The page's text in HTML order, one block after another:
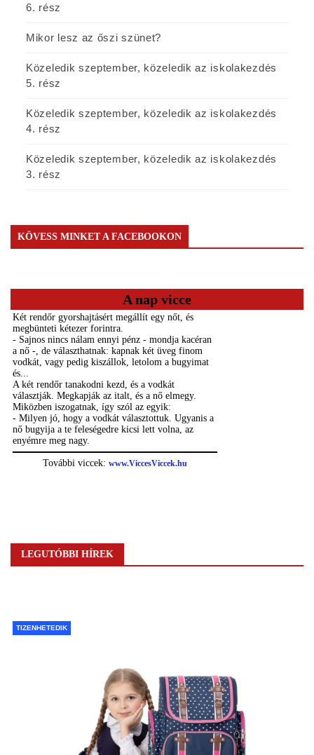
6. rész
Mikor lesz az őszi szünet?
Közeledik szeptember, közeledik az iskolakezdés
5. rész
Közeledik szeptember, közeledik az iskolakezdés
4. rész
Közeledik szeptember, közeledik az iskolakezdés
3. rész
KÖVESS MINKET A FACEBOOKON
A nap vicce
LEGUTÓBBI HÍREK
TIZENHETEDIK